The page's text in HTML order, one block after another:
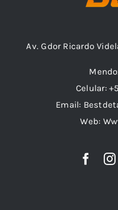
Av. Gdor Ricardo
Celular:
Email:
Web: